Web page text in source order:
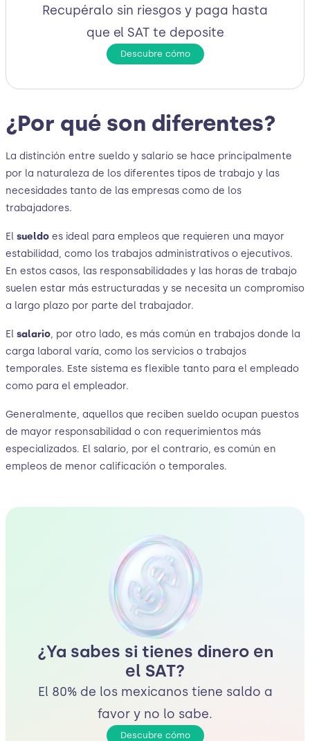
Recupéralo sin riesgos y paga hasta
que el SAT te deposite
Descubre cómo
¿Por qué son diferentes?
La distinción entre sueldo y salario se hace principalmente
por la naturaleza de los diferentes tipos de trabajo y las
necesidades tanto de las empresas como de los
trabajadores.
El sueldo es ideal para empleos que requieren una mayor
estabilidad, como los trabajos administrativos o ejecutivos.
En estos casos, las responsabilidades y las horas de trabajo
suelen estar más estructuradas y se necesita un compromiso
a largo plazo por parte del trabajador.
El salario, por otro lado, es más común en trabajos donde la
carga laboral varía, como los servicios o trabajos
temporales. Este sistema es flexible tanto para el empleado
como para el empleador.
Generalmente, aquellos que reciben sueldo ocupan puestos
de mayor responsabilidad o con requerimientos más
especializados. El salario, por el contrario, es común en
empleos de menor calificación o temporales.
¿Ya sabes si tienes dinero en
el SAT?
El 80% de los mexicanos tiene saldo a
favor y no lo sabe.
Descubre cómo